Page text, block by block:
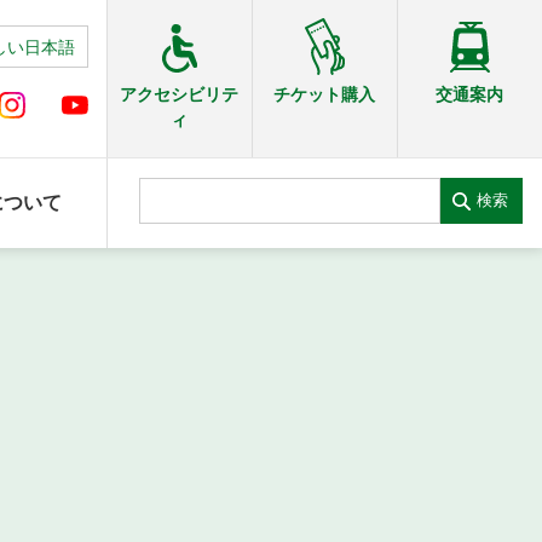
い日本語
アクセシビリテ
ィ
チケット購入 交通案内
いて 検索